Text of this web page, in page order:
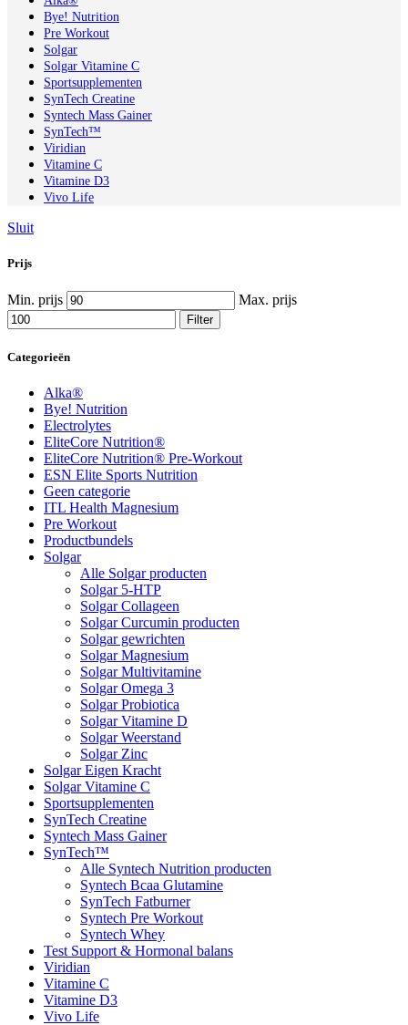
Bye! Nutrition
Pre Workout
Solgar
Solgar Vitamine C
Sportsupplementen
SynTech Creatine
Syntech Mass Gainer
SynTech™
Viridian
Vitamine C
Vitamine D3
Vivo Life
Sluit
Prijs
Min. prijs Max. prijs
Filter
Categorieën
Alka®
Bye! Nutrition
Electrolytes
EliteCore Nutrition®
EliteCore Nutrition® Pre-Workout
ESN Elite Sports Nutrition
Geen categorie
ITL Health Magnesium
Pre Workout
Productbundels
Solgar
Alle Solgar producten
Solgar 5-HTP
Solgar Collageen
Solgar Curcumin producten
Solgar gewrichten
Solgar Magnesium
Solgar Multivitamine
Solgar Omega 3
Solgar Probiotica
Solgar Vitamine D
Solgar Weerstand
Solgar Zinc
Solgar Eigen Kracht
Solgar Vitamine C
Sportsupplementen
SynTech Creatine
Syntech Mass Gainer
SynTech™
Alle Syntech Nutrition producten
Syntech Bcaa Glutamine
SynTech Fatburner
Syntech Pre Workout
Syntech Whey
Test Support & Hormonal balans
Viridian
Vitamine C
Vitamine D3
Vivo Life